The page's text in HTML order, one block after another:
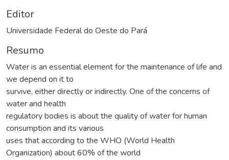
Editor
Universidade Federal do Oeste do Pará
Resumo
Water is an essential element for the maintenance of life and
we depend on it to
survive, either directly or indirectly. One of the concerns of
water and health
regulatory bodies is about the quality of water for human
consumption and its various
uses that according to the WHO (World Health
Organization) about 60% of the world